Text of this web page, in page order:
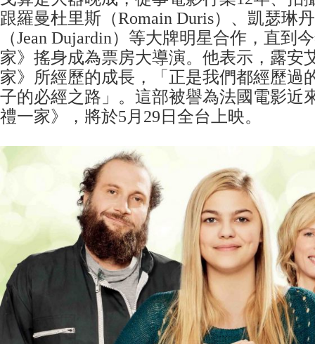
跟羅曼杜里斯（Romain Duris）、凱瑟琳
（Jean Dujardin）等大牌明星合作，直到
家》搖身成為票房大導演。他表示，露安
家》所經歷的成長，「正是我們都經歷過
子的必經之路」。這部被譽為法國電影近
禮一家》，將於5月29日全台上映。